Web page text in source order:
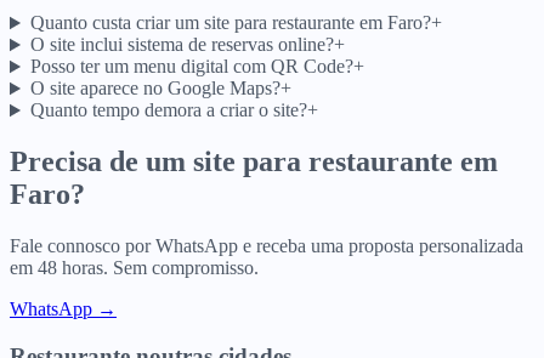
Quanto custa criar um site para restaurante em Faro?+
O site inclui sistema de reservas online?+
Posso ter um menu digital com QR Code?+
O site aparece no Google Maps?+
Quanto tempo demora a criar o site?+
Precisa de um site para restaurante em
Faro?
Fale connosco por WhatsApp e receba uma proposta personalizada
em 48 horas. Sem compromisso.
WhatsApp →